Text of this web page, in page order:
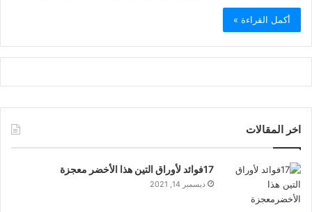
أكمل القراءة »
اخر المقالات
17فوائد لأوراق التين هذا الأخضر معجزة
ديسمبر 14, 2021